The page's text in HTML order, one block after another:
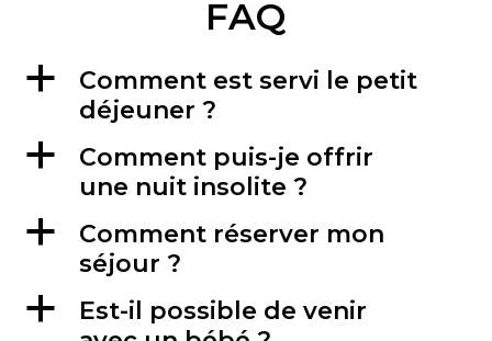
FAQ
a
Comment est servi le petit
déjeuner ?
a
Comment puis-je offrir
une nuit insolite ?
a
Comment réserver mon
séjour ?
a
Est-il possible de venir